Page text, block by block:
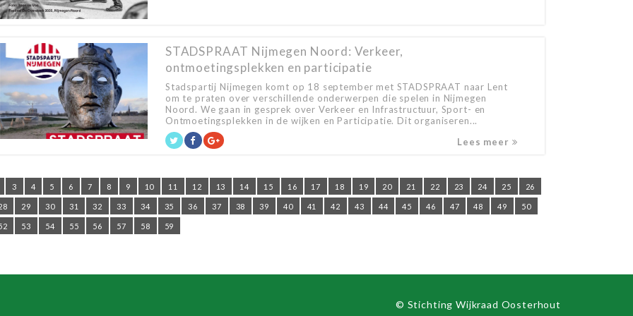
STADSPRAAT Nijmegen Noord: Verkeer,
ontmoetingsplekken en participatie
Stadspartij Nijmegen komt op 18 september met STADSPRAAT naar Lent
om te praten over verschillende onderwerpen die spelen in Nijmegen
Noord. We gaan in gesprek over Verkeer en Infrastructuur, Sport- en
Ontmoetingsplekken in de wijken en Participatie. Dit organiseren...
Lees meer
3 4 5 6 7 8 9 10 11 12 13 14 15 16 17 18 19 20 21 22 23 24 25 26
29 30 31 32 33 34 35 36 37 38 39 40 41 42 43 44 45 46 47 48 49 50
53 54 55 56 57 58 59
© Stichting Wijkraad Oosterhout